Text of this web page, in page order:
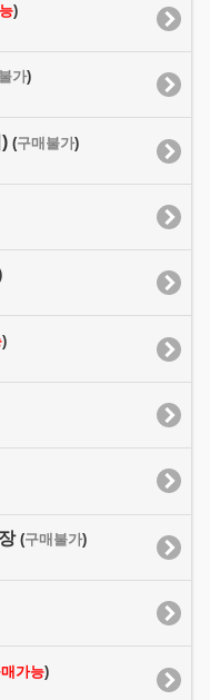
)
가)
(구매불가)
)
(구매불가)
가능)